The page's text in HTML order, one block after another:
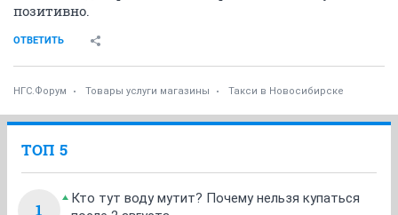
позитивно.
ОТВЕТИТЬ
НГС.Форум Товары услуги магазины Такси в Новосибирске
ТОП 5
1
Кто тут воду мутит? Почему нельзя купаться